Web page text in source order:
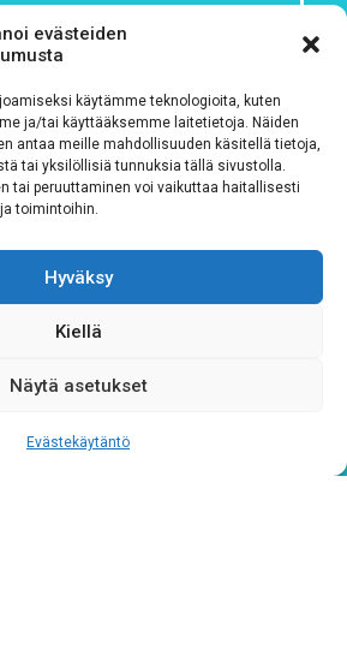
evästeiden
käytämme teknologioita, kuten
ja/tai käyttääksemme laitetietoja. Näiden
antaa meille mahdollisuuden käsitellä tietoja,
tai yksilöllisiä tunnuksia tällä sivustolla.
tai peruuttaminen voi vaikuttaa haitallisesti
toimintoihin.
Hyväksy
Kiellä
Näytä asetukset
Evästekäytäntö
tämän linkin kautta!